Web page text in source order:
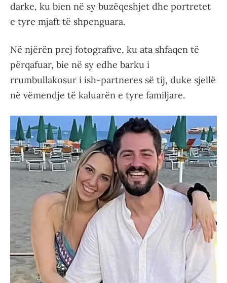
darke, ku bien në sy buzëqeshjet dhe portretet
e tyre mjaft të shpenguara.
Në njërën prej fotografive, ku ata shfaqen të
përqafuar, bie në sy edhe barku i
rrumbullakosur i ish-partneres së tij, duke sjellë
në vëmendje të kaluarën e tyre familjare.